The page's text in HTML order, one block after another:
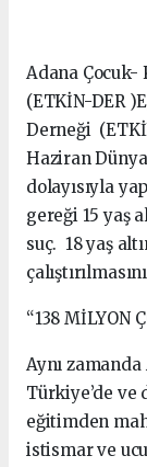
Adana Çocuk-
(ETKİN-DER
Derneği
Haziran
dolayısıyla
gereği 15 yaş
suç. 18 yaş
“138 MİLYON
Aynı
Türkiye’de ve
eğitimden
istismar ve